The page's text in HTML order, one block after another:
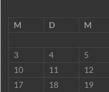
M
D M
3
4 5
10
11 12
17
18 19